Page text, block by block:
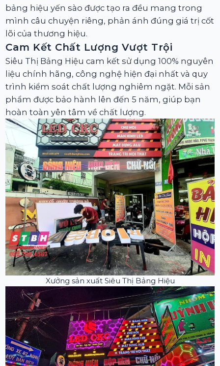
bảng hiệu yến sào được tạo ra đều mang trong
mình câu chuyện riêng, phản ánh đúng giá trị cốt
lõi của thương hiệu.
Cam Kết Chất Lượng Vượt Trội
Siêu Thị Bảng Hiệu cam kết sử dụng 100% nguyên
liệu chính hãng, công nghệ hiện đại nhất và quy
trình kiểm soát chất lượng nghiêm ngặt. Mỗi sản
phẩm được bảo hành lên đến 5 năm, giúp bạn
hoàn toàn yên tâm về chất lượng.
Xưởng sản xuất Siêu Thị Bảng Hiệu